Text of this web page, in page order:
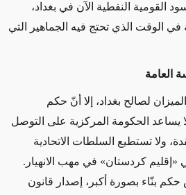
القومية النفطية الآن في بغداد،
الوقت الذي تحتج فيه الجماهير التي
العامة
لصالح بغداد، إلا أنّ حكم
لا يساعد الحكومة المركزية على التوصل
ولا تستطيع السلطات الاتحادية
كردستان» في مهب الانهيار.
بنّاء بصورة أكبر، إصدار قانون